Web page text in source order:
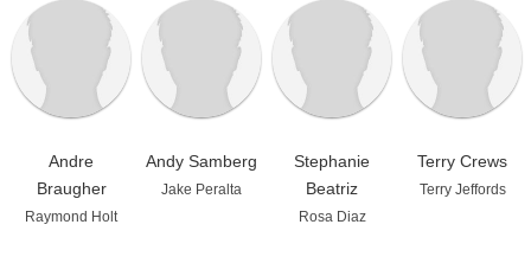
Andre
Braugher
Raymond Holt
Andy Samberg
Jake Peralta
Stephanie
Beatriz
Rosa Diaz
Terry Crews
Terry Jeffords